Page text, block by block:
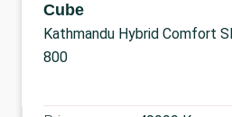
Cube
Kathmandu Hybrid Comfort
800